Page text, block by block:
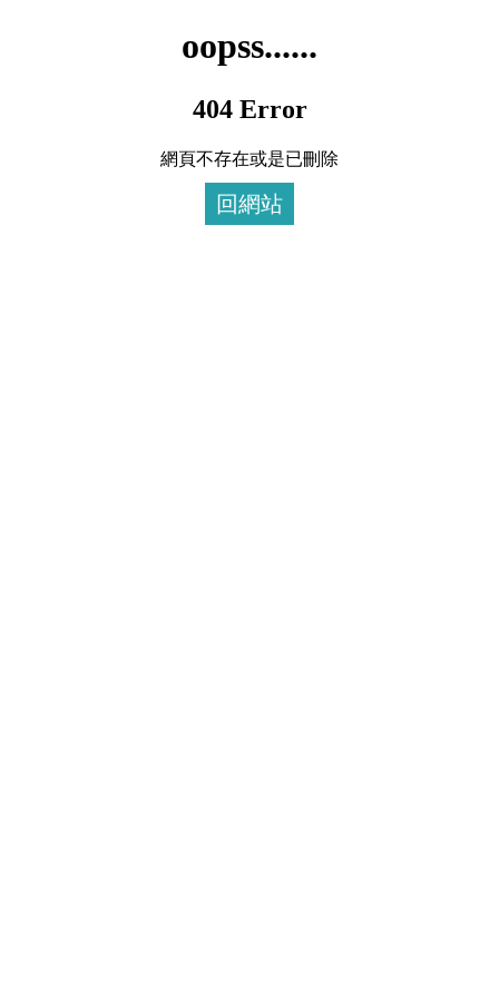
oopss......
404 Error
網頁不存在或是已刪除
回網站